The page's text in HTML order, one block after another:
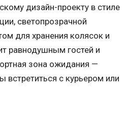
дизайн-проекту в стиле
светопрозрачной
для хранения колясок и
равнодушным гостей и
зона ожидания —
встретиться с курьером или